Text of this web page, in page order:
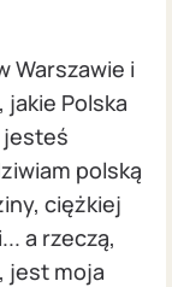
Warszawie i
Polska
jesteś
polską
ciężkiej
a rzeczą,
jest moja